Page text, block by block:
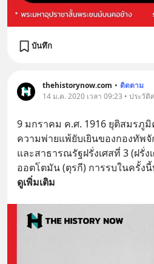
บันทึก
thehistorynow.com • ติดตาม
14 ม.ค. 2020 เวลา 09:23 • ประวัติ
9 มกราคม ค.ศ. 1916 ยุติสมรภู
ความพ่ายแพ้ยับเยินของกองทัพ
และสาธารณรัฐฝรั่งเศสที่ 3 (ฝรั่
ออตโตมัน (ตุรกี) การรบในครั้ง
ดูเพิ่มเติม